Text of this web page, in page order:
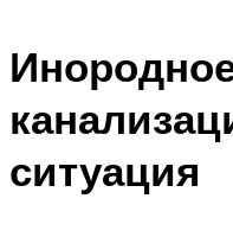
ситуация